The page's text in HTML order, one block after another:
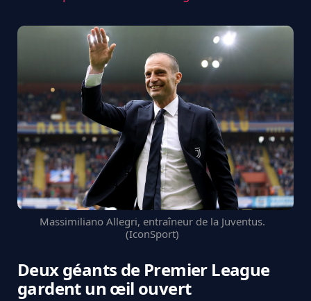
Massimiliano Allegri, entraîneur de la Juventus.
(IconSport)
Deux géants de Premier League
gardent un œil ouvert